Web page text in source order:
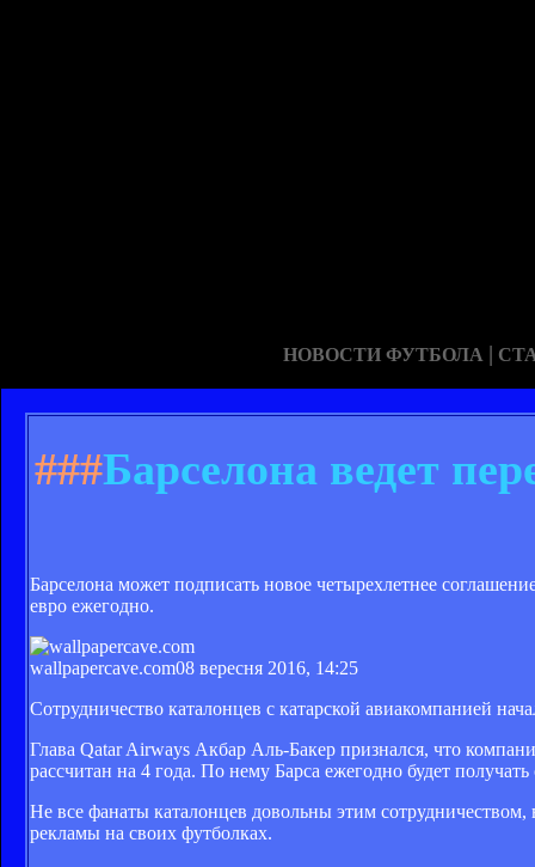
НОВОСТИ ФУТБОЛА |
###Барселона ведет
Барселона может подписать новое четырехлетнее
евро ежегодно.
wallpapercave.com08 вересня 2016, 14:25
Сотрудничество каталонцев с катарской авиакомпанией
Глава Qatar Airways Акбар Аль-Бакер признался, что
рассчитан на 4 года. По нему Барса ежегодно будет
Не все фанаты каталонцев довольны этим
рекламы на своих футболках.